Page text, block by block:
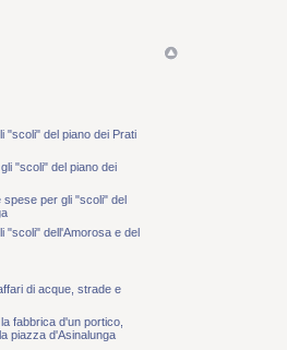
"scoli" del piano dei Prati
"scoli" del piano dei
spese per gli "scoli" del
"scoli" dell'Amorosa e del
di acque, strade e
fabbrica d'un portico,
piazza d'Asinalunga